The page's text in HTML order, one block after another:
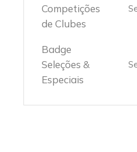
Competições
de Clubes
Badge
Seleções &
Especiais